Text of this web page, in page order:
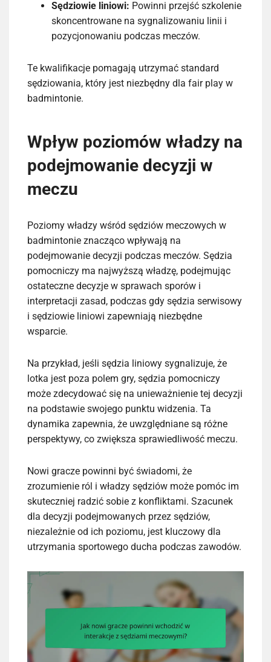
Sędziowie liniowi: Powinni przejść szkolenie
skoncentrowane na sygnalizowaniu linii i
pozycjonowaniu podczas meczów.
Te kwalifikacje pomagają utrzymać standard
sędziowania, który jest niezbędny dla fair play w
badmintonie.
Wpływ poziomów władzy na
podejmowanie decyzji w
meczu
Poziomy władzy wśród sędziów meczowych w
badmintonie znacząco wpływają na
podejmowanie decyzji podczas meczów. Sędzia
pomocniczy ma najwyższą władzę, podejmując
ostateczne decyzje w sprawach sporów i
interpretacji zasad, podczas gdy sędzia serwisowy
i sędziowie liniowi zapewniają niezbędne
wsparcie.
Na przykład, jeśli sędzia liniowy sygnalizuje, że
lotka jest poza polem gry, sędzia pomocniczy
może zdecydować się na unieważnienie tej decyzji
na podstawie swojego punktu widzenia. Ta
dynamika zapewnia, że uwzględniane są różne
perspektywy, co zwiększa sprawiedliwość meczu.
Nowi gracze powinni być świadomi, że
zrozumienie ról i władzy sędziów może pomóc im
skuteczniej radzić sobie z konfliktami. Szacunek
dla decyzji podejmowanych przez sędziów,
niezależnie od ich poziomu, jest kluczowy dla
utrzymania sportowego ducha podczas zawodów.